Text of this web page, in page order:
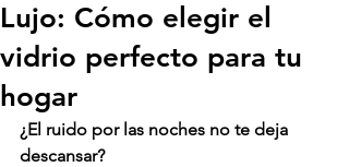
Lujo: Cómo elegir el
vidrio perfecto para tu
hogar
¿El ruido por las noches no te deja
descansar?